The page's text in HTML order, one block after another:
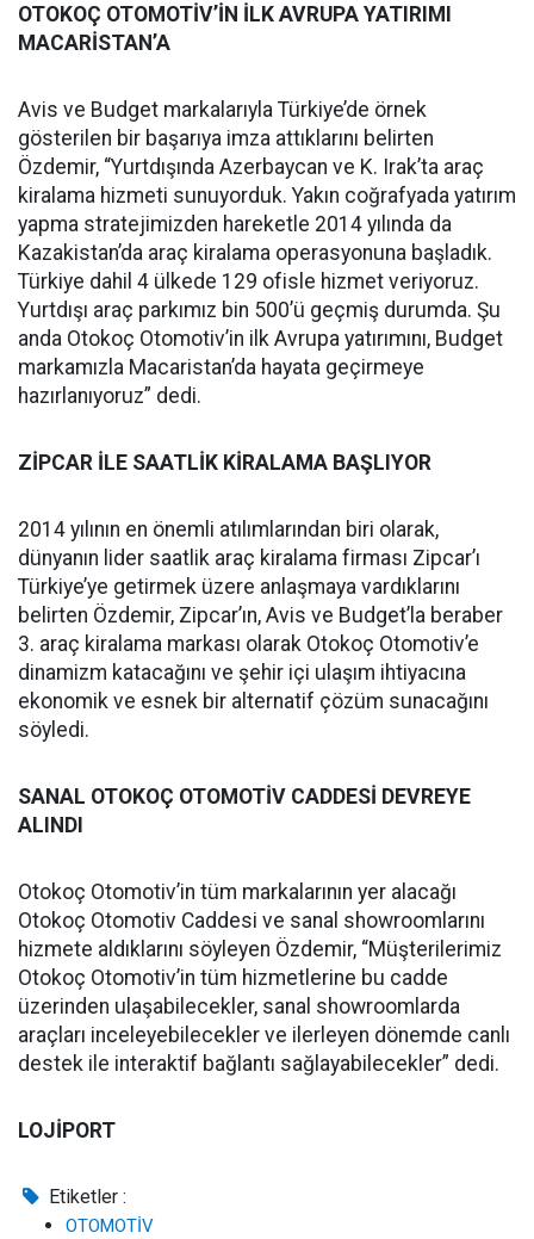
OTOKOÇ OTOMOTİV’İN İLK AVRUPA YATIRIMI
MACARİSTAN’A
Avis ve Budget markalarıyla Türkiye’de örnek
gösterilen bir başarıya imza attıklarını belirten
Özdemir, “Yurtdışında Azerbaycan ve K. Irak’ta araç
kiralama hizmeti sunuyorduk. Yakın coğrafyada yatırım
yapma stratejimizden hareketle 2014 yılında da
Kazakistan’da araç kiralama operasyonuna başladık.
Türkiye dahil 4 ülkede 129 ofisle hizmet veriyoruz.
Yurtdışı araç parkımız bin 500’ü geçmiş durumda. Şu
anda Otokoç Otomotiv’in ilk Avrupa yatırımını, Budget
markamızla Macaristan’da hayata geçirmeye
hazırlanıyoruz” dedi.
ZİPCAR İLE SAATLİK KİRALAMA BAŞLIYOR
2014 yılının en önemli atılımlarından biri olarak,
dünyanın lider saatlik araç kiralama firması Zipcar’ı
Türkiye’ye getirmek üzere anlaşmaya vardıklarını
belirten Özdemir, Zipcar’ın, Avis ve Budget’la beraber
3. araç kiralama markası olarak Otokoç Otomotiv’e
dinamizm katacağını ve şehir içi ulaşım ihtiyacına
ekonomik ve esnek bir alternatif çözüm sunacağını
söyledi.
SANAL OTOKOÇ OTOMOTİV CADDESİ DEVREYE
ALINDI
Otokoç Otomotiv’in tüm markalarının yer alacağı
Otokoç Otomotiv Caddesi ve sanal showroomlarını
hizmete aldıklarını söyleyen Özdemir, “Müşterilerimiz
Otokoç Otomotiv’in tüm hizmetlerine bu cadde
üzerinden ulaşabilecekler, sanal showroomlarda
araçları inceleyebilecekler ve ilerleyen dönemde canlı
destek ile interaktif bağlantı sağlayabilecekler” dedi.
LOJİPORT
Etiketler :
OTOMOTİV